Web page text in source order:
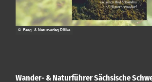
Wander- & Naturführer Sächsische
© Berg- & Naturverlag Rölke